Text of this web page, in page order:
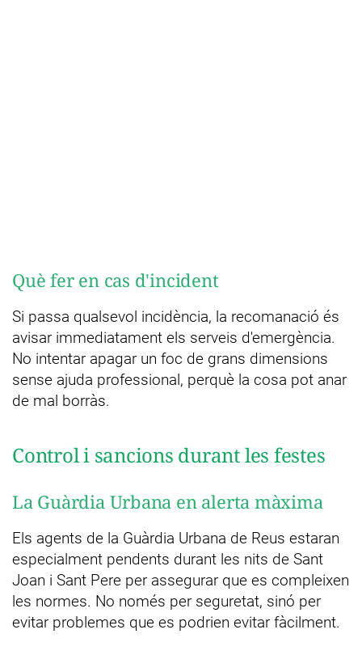
Què fer en cas d'incident
Si passa qualsevol incidència, la recomanació és
avisar immediatament els serveis d'emergència.
No intentar apagar un foc de grans dimensions
sense ajuda professional, perquè la cosa pot anar
de mal borràs.
Control i sancions durant les festes
La Guàrdia Urbana en alerta màxima
Els agents de la Guàrdia Urbana de Reus estaran
especialment pendents durant les nits de Sant
Joan i Sant Pere per assegurar que es compleixen
les normes. No només per seguretat, sinó per
evitar problemes que es podrien evitar fàcilment.